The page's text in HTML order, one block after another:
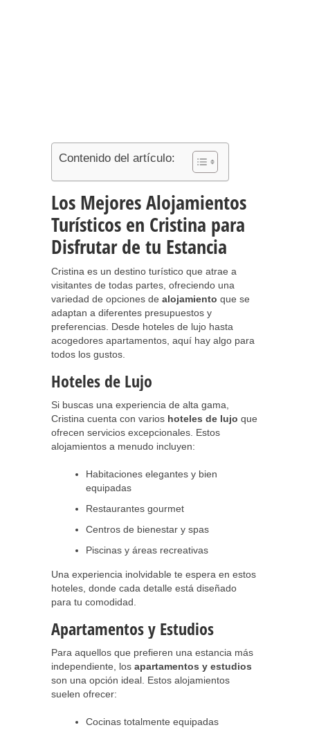
Contenido del artículo:
Los Mejores Alojamientos
Turísticos en Cristina para
Disfrutar de tu Estancia
Cristina es un destino turístico que atrae a
visitantes de todas partes, ofreciendo una
variedad de opciones de alojamiento que se
adaptan a diferentes presupuestos y
preferencias. Desde hoteles de lujo hasta
acogedores apartamentos, aquí hay algo para
todos los gustos.
Hoteles de Lujo
Si buscas una experiencia de alta gama,
Cristina cuenta con varios hoteles de lujo que
ofrecen servicios excepcionales. Estos
alojamientos a menudo incluyen:
Habitaciones elegantes y bien
equipadas
Restaurantes gourmet
Centros de bienestar y spas
Piscinas y áreas recreativas
Una experiencia inolvidable te espera en estos
hoteles, donde cada detalle está diseñado
para tu comodidad.
Apartamentos y Estudios
Para aquellos que prefieren una estancia más
independiente, los apartamentos y estudios
son una opción ideal. Estos alojamientos
suelen ofrecer:
Cocinas totalmente equipadas